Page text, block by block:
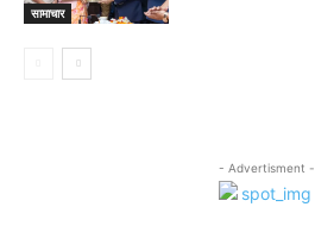
सामाचार
- Advertisment -